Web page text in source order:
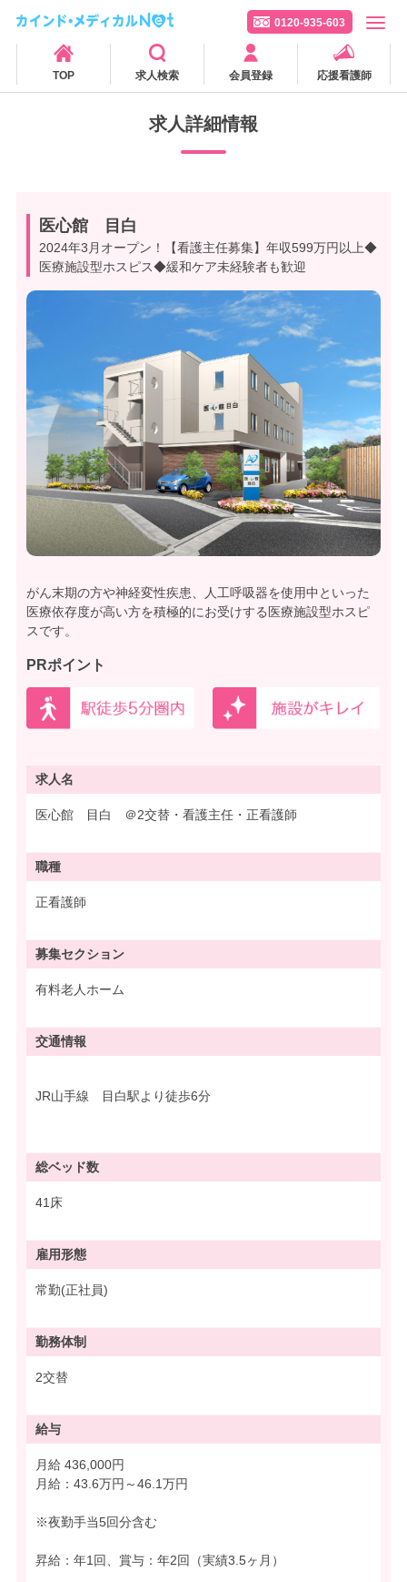
0120-935-603
TOP 求人検索 会員登録 応援看護師
求人詳細情報
医心館 目白
2024年3月オープン！【看護主任募集】年収599万円以上◆
医療施設型ホスピス◆緩和ケア未経験者も歓迎
がん末期の方や神経変性疾患、人工呼吸器を使用中といった
医療依存度が高い方を積極的にお受けする医療施設型ホスピ
スです。
PRポイント
求人名
医心館 目白 ＠2交替・看護主任・正看護師
職種
正看護師
募集セクション
有料老人ホーム
交通情報
JR山手線 目白駅より徒歩6分
総ベッド数
41床
雇用形態
常勤(正社員)
勤務体制
2交替
給与
月給 436,000円
月給：43.6万円～46.1万円
※夜勤手当5回分含む
昇給：年1回、賞与：年2回（実績3.5ヶ月）